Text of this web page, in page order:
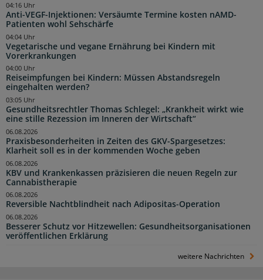
Anti-VEGF-Injektionen: Versäumte Termine kosten nAMD-
Patienten wohl Sehschärfe
04:16 Uhr
Vegetarische und vegane Ernährung bei Kindern mit
Vorerkrankungen
04:04 Uhr
Reiseimpfungen bei Kindern: Müssen Abstandsregeln
eingehalten werden?
04:00 Uhr
Gesundheitsrechtler Thomas Schlegel: „Krankheit wirkt wie
eine stille Rezession im Inneren der Wirtschaft“
03:05 Uhr
Praxisbesonderheiten in Zeiten des GKV-Spargesetzes:
Klarheit soll es in der kommenden Woche geben
06.08.2026
KBV und Krankenkassen präzisieren die neuen Regeln zur
Cannabistherapie
06.08.2026
Reversible Nachtblindheit nach Adipositas-Operation
06.08.2026
Besserer Schutz vor Hitzewellen: Gesundheitsorganisationen
veröffentlichen Erklärung
06.08.2026
weitere Nachrichten